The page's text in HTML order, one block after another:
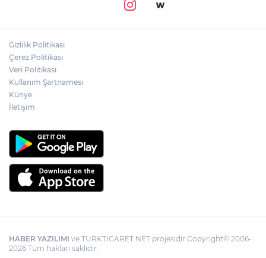
Gizlilik Politikası
Çerez Politikası
Veri Politikası
Kullanım Şartnamesi
Künye
İletişim
HABER YAZILIMI ve TURKTICARET.NET projesidir Copyright© 2006-
2026 Tüm hakları saklıdır.